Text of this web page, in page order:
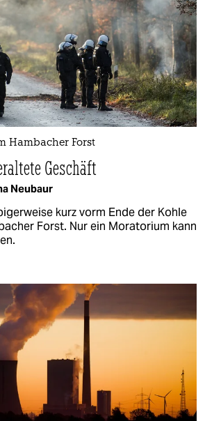
Hambacher Forst
Geschäft
Neubaur
kurz vorm Ende der Kohle
Forst. Nur ein Moratorium kann